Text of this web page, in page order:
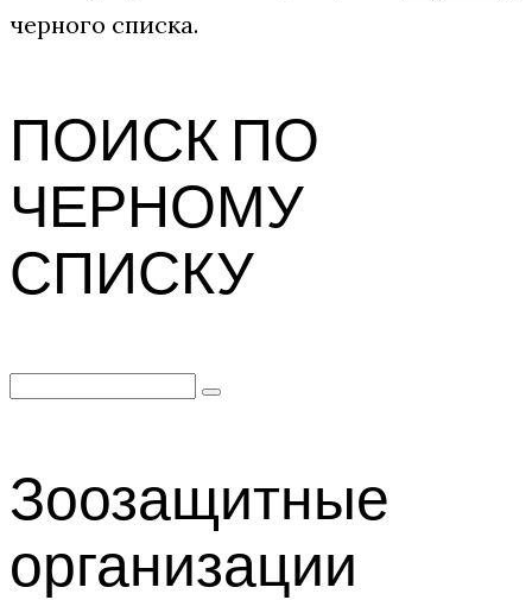
черного списка.
ПОИСК ПО
ЧЕРНОМУ
СПИСКУ
Search
Зоозащитные
организации